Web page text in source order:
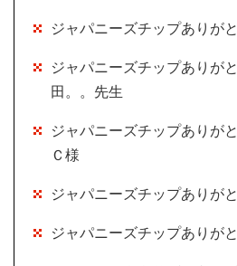
ジャパニーズチップありが
ジャパニーズチップありが
田。。先生
ジャパニーズチップありが
Ｃ様
ジャパニーズチップありが
ジャパニーズチップありが